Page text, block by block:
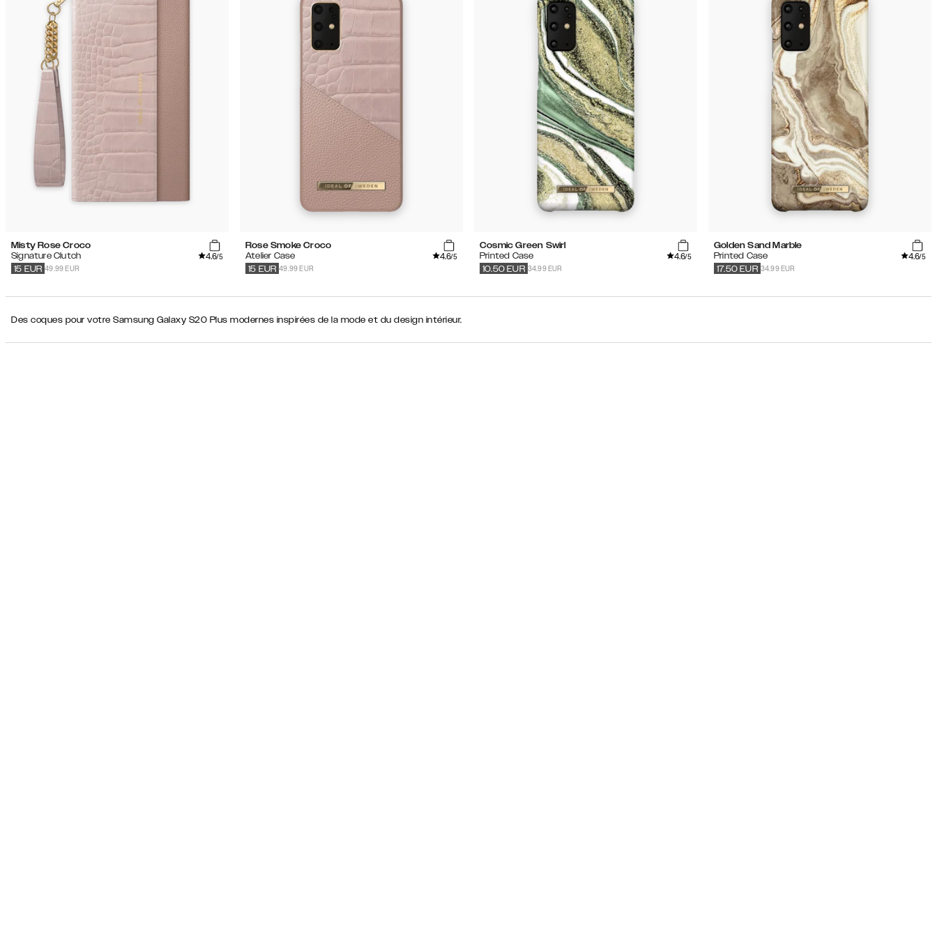
Misty Rose Croco
Signature Clutch
4.6/5
49.99 EUR
15 EUR
Rose Smoke Croco
Atelier Case
4.6/5
49.99 EUR
15 EUR
Cosmic Green Swirl
Printed Case
4.6/5
34.99 EUR
10.50 EUR
Golden Sand Marble
Printed Case
4.6/5
34.99 EUR
17.50 EUR
Des coques pour votre Samsung Galaxy S20 Plus modernes inspirées de la mode et du design intérieur.